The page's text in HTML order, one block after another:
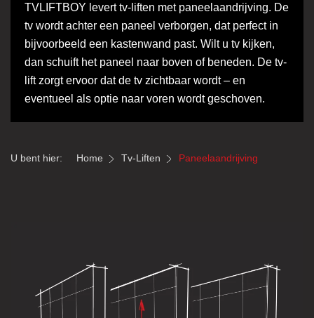
TVLIFTBOY levert tv-liften met paneelaandrijving. De
tv wordt achter een paneel verborgen, dat perfect in
bijvoorbeeld een kastenwand past. Wilt u tv kijken,
dan schuift het paneel naar boven of beneden. De tv-
lift zorgt ervoor dat de tv zichtbaar wordt – en
eventueel als optie naar voren wordt geschoven.
U bent hier: Home Tv-Liften Paneelaandrijving